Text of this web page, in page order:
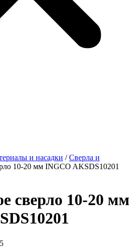
и насадки /Сверла и
10-20 мм INGCO AKSDS10201
сверло 10-20 мм